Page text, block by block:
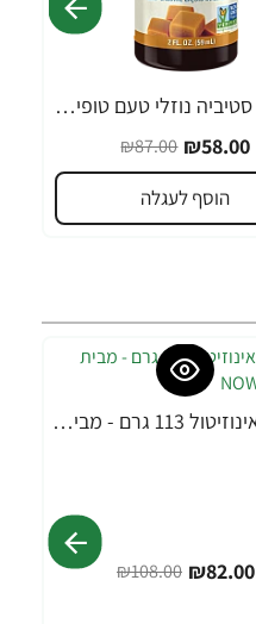
תמצית סטיביה נוזלי טעם טופי אנגלי 59 מ"ל - מבית NOW FOODS
₪58.00
₪87.00
הוסף לעגלה
אבקת אינוזיטול 113 גרם - מבית NOW FOODS
₪82.00
₪108.00